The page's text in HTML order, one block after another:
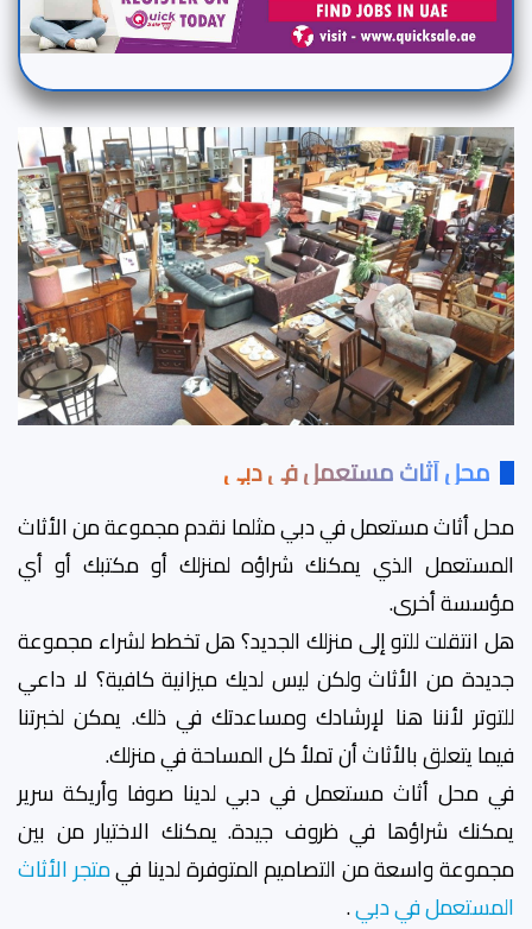
محل أثاث مستعمل في دبي
محل أثاث مستعمل في دبي مثلما نقدم مجموعة من الأثاث
المستعمل الذي يمكنك شراؤه لمنزلك أو مكتبك أو أي
مؤسسة أخرى.
هل انتقلت للتو إلى منزلك الجديد؟ هل تخطط لشراء مجموعة
جديدة من الأثاث ولكن ليس لديك ميزانية كافية؟ لا داعي
للتوتر لأننا هنا لإرشادك ومساعدتك في ذلك. يمكن لخبرتنا
فيما يتعلق بالأثاث أن تملأ كل المساحة في منزلك.
في محل أثاث مستعمل في دبي لدينا صوفا وأريكة سرير
يمكنك شراؤها في ظروف جيدة. يمكنك الاختيار من بين
مجموعة واسعة من التصاميم المتوفرة لدينا فيمتجر الأثاث
المستعمل في دبي.